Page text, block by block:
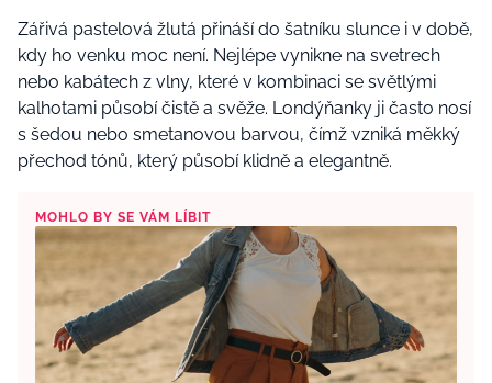
Zářivá pastelová žlutá přináší do šatníku slunce i v době,
kdy ho venku moc není. Nejlépe vynikne na svetrech
nebo kabátech z vlny, které v kombinaci se světlými
kalhotami působí čistě a svěže. Londýňanky ji často nosí
s šedou nebo smetanovou barvou, čímž vzniká měkký
přechod tónů, který působí klidně a elegantně.
MOHLO BY SE VÁM LÍBIT